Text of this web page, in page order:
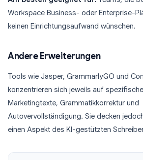
Workspace Business- oder Enterprise-
keinen Einrichtungsaufwand wünschen.
Andere Erweiterungen
Tools wie Jasper, GrammarlyGO und
konzentrieren sich jeweils auf
Marketingtexte, Grammatikkorrektur und
Autovervollständigung. Sie decken
einen Aspekt des KI-gestützten